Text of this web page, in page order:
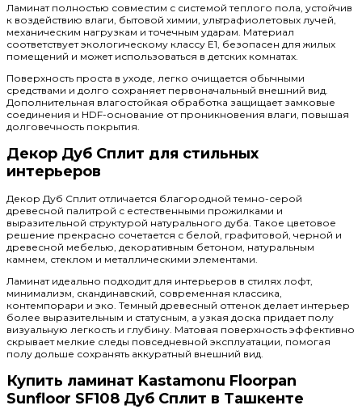
Ламинат полностью совместим с системой теплого пола, устойчив
к воздействию влаги, бытовой химии, ультрафиолетовых лучей,
механическим нагрузкам и точечным ударам. Материал
соответствует экологическому классу E1, безопасен для жилых
помещений и может использоваться в детских комнатах.
Поверхность проста в уходе, легко очищается обычными
средствами и долго сохраняет первоначальный внешний вид.
Дополнительная влагостойкая обработка защищает замковые
соединения и HDF-основание от проникновения влаги, повышая
долговечность покрытия.
Декор Дуб Сплит для стильных
интерьеров
Декор Дуб Сплит отличается благородной темно-серой
древесной палитрой с естественными прожилками и
выразительной структурой натурального дуба. Такое цветовое
решение прекрасно сочетается с белой, графитовой, черной и
древесной мебелью, декоративным бетоном, натуральным
камнем, стеклом и металлическими элементами.
Ламинат идеально подходит для интерьеров в стилях лофт,
минимализм, скандинавский, современная классика,
контемпорари и эко. Темный древесный оттенок делает интерьер
более выразительным и статусным, а узкая доска придает полу
визуальную легкость и глубину. Матовая поверхность эффективно
скрывает мелкие следы повседневной эксплуатации, помогая
полу дольше сохранять аккуратный внешний вид.
Купить ламинат Kastamonu Floorpan
Sunfloor SF108 Дуб Сплит в Ташкенте